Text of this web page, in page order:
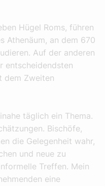
Hügel Roms, führen
Athenäum, an dem 670
Auf der anderen
entscheidendsten
dem Zweiten
täglich ein Thema.
Bischöfe,
die Gelegenheit wahr,
und neue zu
Treffen. Mein
eine